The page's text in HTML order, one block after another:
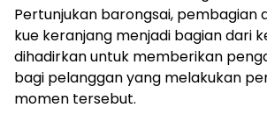
Pertunjukan barongsai, pembagian
kue keranjang menjadi bagian dari
dihadirkan untuk memberikan
bagi pelanggan yang melakukan
momen tersebut.